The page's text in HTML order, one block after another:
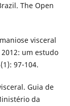
The Open
visceral
um estudo
97-104.
Guia de
da